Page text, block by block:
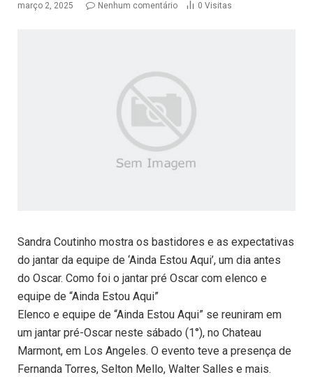
março 2, 2025 Nenhum comentário 0 Visitas
Sandra Coutinho mostra os bastidores e as expectativas
do jantar da equipe de ‘Ainda Estou Aqui’, um dia antes
do Oscar. Como foi o jantar pré Oscar com elenco e
equipe de “Ainda Estou Aqui”
Elenco e equipe de “Ainda Estou Aqui” se reuniram em
um jantar pré-Oscar neste sábado (1°), no Chateau
Marmont, em Los Angeles. O evento teve a presença de
Fernanda Torres, Selton Mello, Walter Salles e mais.